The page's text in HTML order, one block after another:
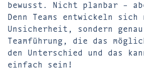
bewusst. Nicht planbar –
Denn Teams entwickeln
Unsicherheit, sondern
Teamführung, die das
den Unterschied und das
einfach sein!